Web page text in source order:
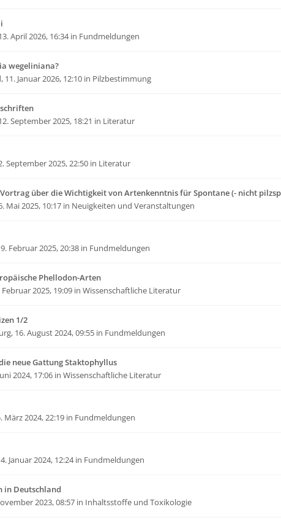
April 2026, 16:34in Fundmeldungen
wegeliniana?
, 11. Januar 2026, 12:10 in Pilzbestimmung
September 2025, 18:21 in Literatur
September 2025, 22:50 in Literatur
Vortrag über die Wichtigkeit von Artenkenntnis für Spontane (- nicht
Mai 2025, 10:17 in Neuigkeiten und Veranstaltungen
Februar 2025, 20:38 in Fundmeldungen
Phellodon-Arten
Februar 2025, 19:09 in Wissenschaftliche Literatur
1/2
, 16. August 2024, 09:55 in Fundmeldungen
neue Gattung Staktophyllus
2024, 17:06 in Wissenschaftliche Literatur
März 2024, 22:19 in Fundmeldungen
Januar 2024, 12:24in Fundmeldungen
in Deutschland
2023, 08:57 in Inhaltsstoffe und Toxikologie